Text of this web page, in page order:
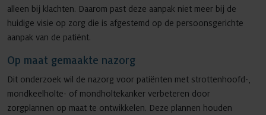
alleen bij klachten. Daarom past deze aanpak niet meer bij de
huidige visie op zorg die is afgestemd op de persoonsgerichte
aanpak van de patiënt.
Op maat gemaakte nazorg
Dit onderzoek wil de nazorg voor patiënten met strottenhoofd-,
mondkeelholte- of mondholtekanker verbeteren door
zorgplannen op maat te ontwikkelen. Deze plannen houden